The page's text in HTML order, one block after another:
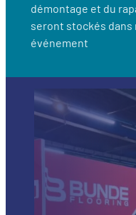
démontage et du
seront stockés dans
événement